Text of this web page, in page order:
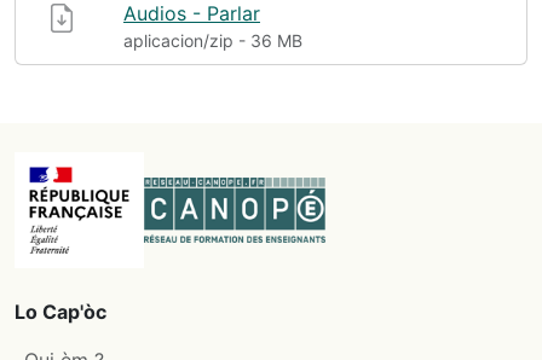
Audios - Parlar
aplicacion/zip - 36 MB
Lo Cap'òc